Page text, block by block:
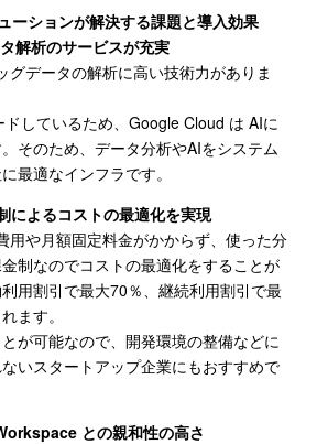
ションが解決する課題と導入効果
解析のサービスが充実
グデータの解析に高い技術力がありま
しているため、Google Cloud は AIに
そのため、データ分析やAIをシステム
最適なインフラです。
によるコストの最適化を実現
用や月額固定料金がかからず、使った分
制なのでコストの最適化をすることが
用割引で最大70％、継続利用割引で最
ます。
が可能なので、開発環境の整備などに
いスタートアップ企業にもおすすめで
との親和性の高さ